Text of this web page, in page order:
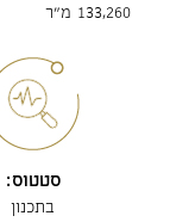
133,260 מ"ר
סטטוס:
בתכנון